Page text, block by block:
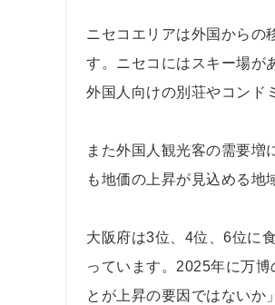
ニセコエリアは外国からの
す。ニセコにはスキー場が
外国人向けの別荘やコンド
また外国人観光客の需要増
も地価の上昇が見込める地
大阪府は3位、4位、6位に
っています。2025年に万
とが上昇の要因ではないか